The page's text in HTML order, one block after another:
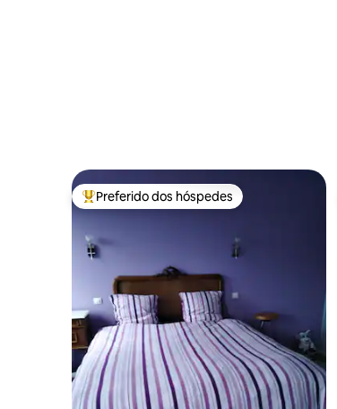
Entre os melhores preferidos dos hóspedes
Preferido dos hóspedes